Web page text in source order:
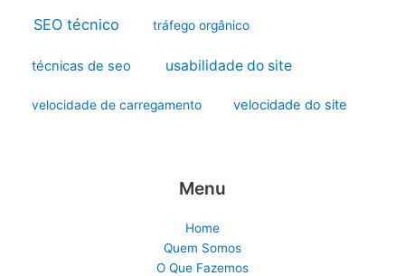
SEO técnico tráfego orgânico
técnicas de seo usabilidade do site
velocidade de carregamento velocidade do site
Menu
Home
Quem Somos
O Que Fazemos